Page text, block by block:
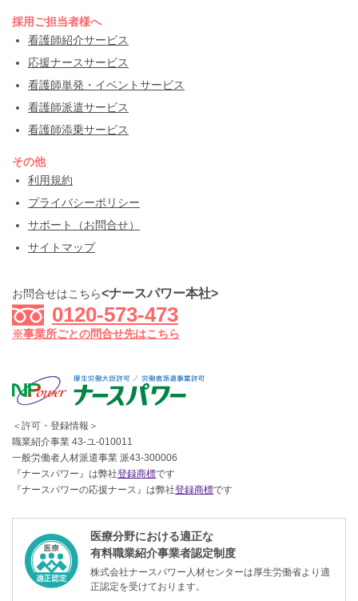
採用ご担当者様へ
看護師紹介サービス
応援ナースサービス
看護師単発・イベントサービス
看護師派遣サービス
看護師添乗サービス
その他
利用規約
プライバシーポリシー
サポート（お問合せ）
サイトマップ
お問合せはこちら<ナースパワー本社>
0120-573-473
※事業所ごとの問合せ先はこちら
＜許可・登録情報＞
職業紹介事業 43-ユ-010011
一般労働者人材派遣事業 派43-300006
『ナースパワー』は弊社登録商標です
『ナースパワーの応援ナース』は弊社登録商標です
医療分野における適正な
有料職業紹介事業者認定制度
株式会社ナースパワー人材センターは厚生労働省より適
正認定を受けております。